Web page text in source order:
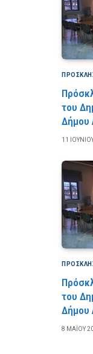
του
Δήμου
11
του
Δήμου
8 ΜΑΪ́ΟΥ